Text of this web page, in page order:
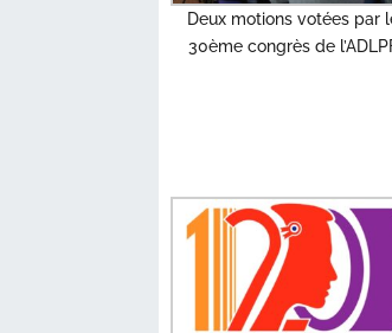
Deux motions votées par
30ème congrès de